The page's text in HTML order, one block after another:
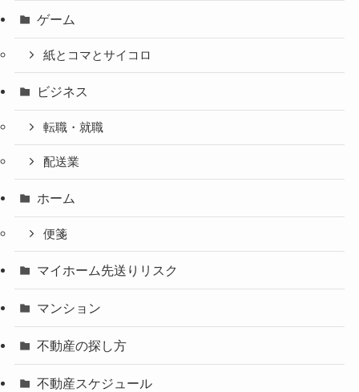
ゲーム
紙とコマとサイコロ
ビジネス
転職・就職
配送業
ホーム
便箋
マイホーム先送りリスク
マンション
不動産の探し方
不動産スケジュール